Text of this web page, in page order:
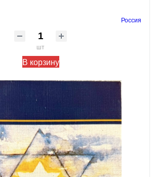
Россия
шт
В корзину